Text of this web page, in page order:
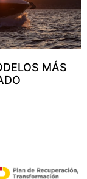
MÁS